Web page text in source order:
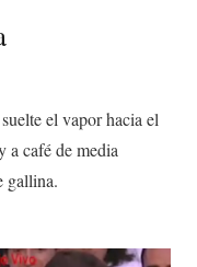
el vapor hacia el
a café de media
gallina.